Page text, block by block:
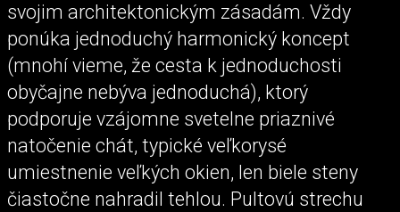
svojim architektonickým zásadám. Vždy
ponúka jednoduchý harmonický koncept
(mnohí vieme, že cesta k jednoduchosti
obyčajne nebýva jednoduchá), ktorý
podporuje vzájomne svetelne priaznivé
natočenie chát, typické veľkorysé
umiestnenie veľkých okien, len biele steny
čiastočne nahradil tehlou. Pultovú strechu